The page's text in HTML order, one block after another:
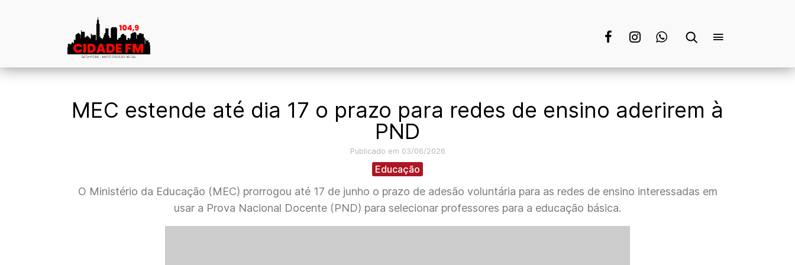
MEC estende até dia 17 o prazo para redes de ensino aderirem à
PND
Publicado em 03/06/2026
Educação
O Ministério da Educação (MEC) prorrogou até 17 de junho o prazo de adesão voluntária para as redes de ensino interessadas em
usar a Prova Nacional Docente (PND) para selecionar professores para a educação básica.